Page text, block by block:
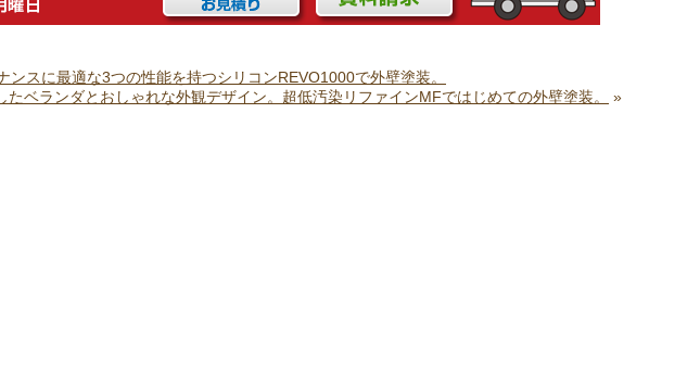
ンスに最適な3つの性能を持つシリコンREVO1000で外壁塗装。
たベランダとおしゃれな外観デザイン。超低汚染リファインMFではじめての外壁塗装。
»